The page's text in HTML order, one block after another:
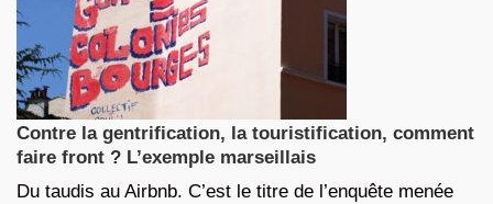
Contre la gentrification, la touristification, comment
faire front ? L’exemple marseillais
Du taudis au Airbnb. C’est le titre de l’enquête menée